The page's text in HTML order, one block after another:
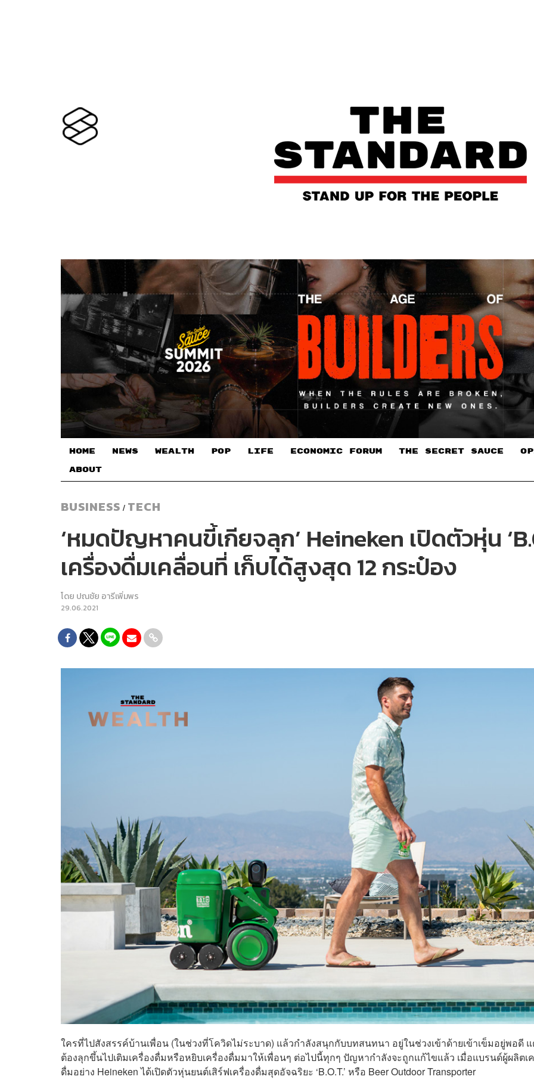
HOME NEWS WEALTH POP LIFE ECONOMIC FORUM THE SECRET SAUCE​
ABOUT
BUSINESS / TECH
‘หมดปัญหาคนขี้เกียจลุก’ Heineken เปิดตัวหุ่น
เครื่องดื่มเคลื่อนที่ เก็บได้สูงสุด 12 กระป๋อง
โดย ปณชัย อารีเพิ่มพร
29.06.2021
ใครที่ไปสังสรรค์บ้านเพื่อน (ในช่วงที่โควิดไม่ระบาด) แล้วกำลังสนุกกับบทสนทนา อยู่ในช่วงเข้าด้ายเข้าเข็มอยู่พอดี
ต้องลุกขึ้นไปเติมเครื่องดื่มหรือหยิบเครื่องดื่มมาให้เพื่อนๆ ต่อไปนี้ทุกๆ ปัญหากำลังจะถูกแก้ไขแล้ว เมื่อแบรนด์ผู้ผลิตเ
ดื่มอย่าง Heineken ได้เปิดตัวหุ่นยนต์เสิร์ฟเครื่องดื่มสุดอัจฉริยะ ‘B.O.T.’ หรือ Beer Outdoor Transporter